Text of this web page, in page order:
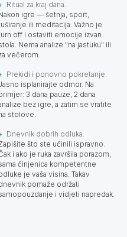
Ritual za kraj dana.
igre — šetnja, sport,
ili meditacija. Važno je
off i ostaviti emocije izvan
Nema analize "na jastuku" ili
večerom.
Prekidi i ponovno pokretanje.
isplanirajte odmor. Na
3 dana pauze, 2 dana
bez igre, a zatim se vratite
stolove.
Dnevnik dobrih odluka.
što ste učinili ispravno.
i ako je ruka završila porazom,
činjenica kompetentne
je vaša visina. Takav
pomaže održati
i vidjeti napredak.